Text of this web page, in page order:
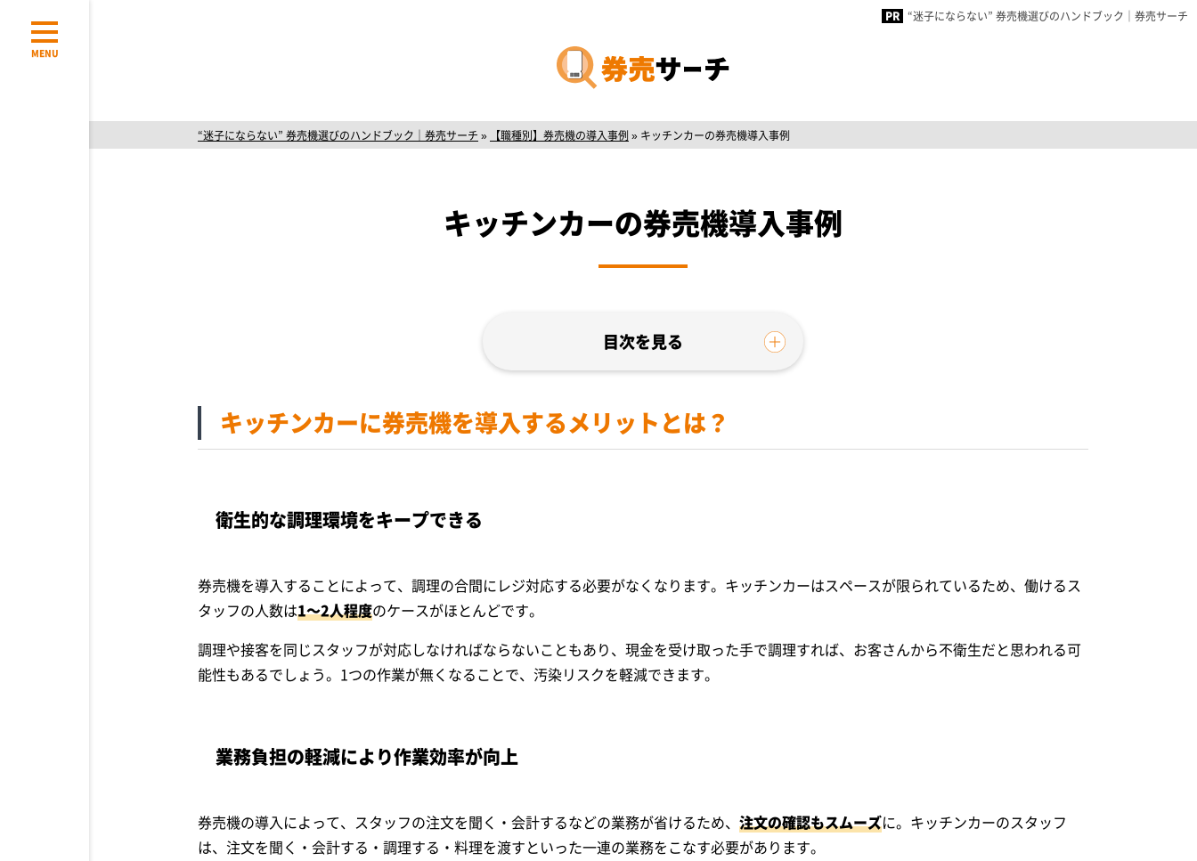
“迷子にならない” 券売機選びのハンドブック｜券売サーチ
MENU
“迷子にならない” 券売機選びのハンドブック｜券売サーチ » 【職種別】券売機の導入事例 » キッチンカーの券売機導入事例
キッチンカーの券売機導入事例
キッチンカーに券売機を導入するメリットとは？
衛生的な調理環境をキープできる
券売機を導入することによって、調理の合間にレジ対応する必要がなくなります。キッチンカーはスペースが限られているため、働けるス
タッフの人数は1～2人程度のケースがほとんどです。
調理や接客を同じスタッフが対応しなければならないこともあり、現金を受け取った手で調理すれば、お客さんから不衛生だと思われる可
能性もあるでしょう。1つの作業が無くなることで、汚染リスクを軽減できます。
業務負担の軽減により作業効率が向上
券売機の導入によって、スタッフの注文を聞く・会計するなどの業務が省けるため、 注文の確認もスムーズに。キッチンカーのスタッフ
は、注文を聞く・会計する・調理する・料理を渡すといった一連の業務をこなす必要があります。